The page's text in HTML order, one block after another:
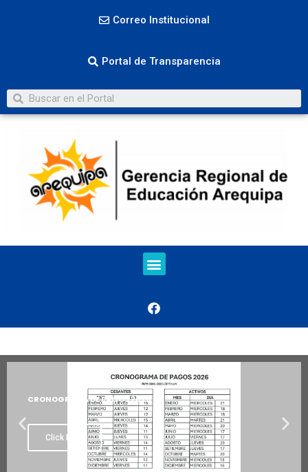
Correo Institucional
Portal de Transparencia
CRONOGRAMA DE PAGOS 2026
Click Here